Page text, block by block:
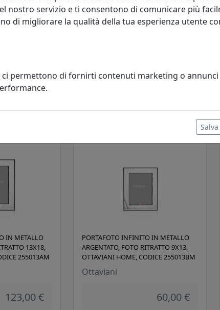
Ottaviani
IN METALLO
13X18,
255013AM
123,00 €
PORTAFOTO INFINITO IN METALLO
ARGENTATO, FOTO RITRATTO 9X13,
OTTAVIANI HOME, CODICE 255013BM
Ottaviani
60,00 €
nostro servizio e ti consentono di comunicare più
di migliorare la qualità della tua esperienza utente
permettono di fornirti contenuti marketing o annunci